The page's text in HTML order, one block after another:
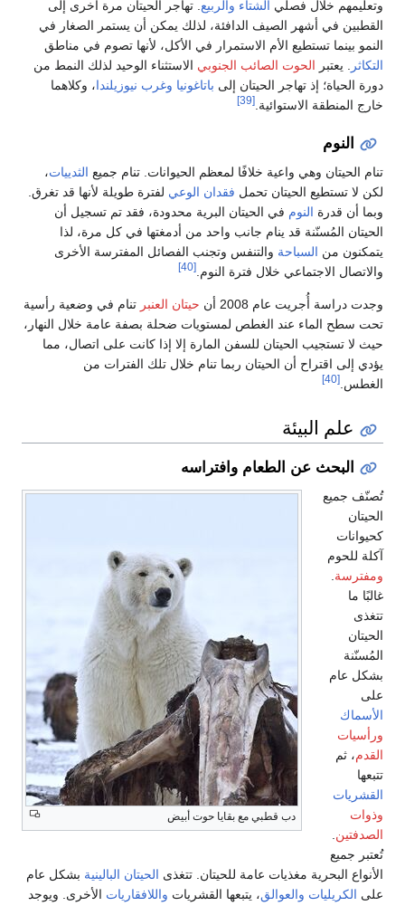
وتعليمهم خلال فصلي الشتاء والربيع . تهاجر الحيتان مرة أخرى إلى
القطبين في أشهر الصيف الدافئة، لذلك يمكن أن يستمر الصغار في
النمو بينما تستطيع الأم الاستمرار في الأكل، لأنها تصوم في مناطق
التكاثر
. يعتبر الحوت الصائب الجنوبي الاستثناء الوحيد لذلك النمط من
دورة الحياة؛ إذ تهاجر الحيتان إلى باتاغونيا وغرب نيوزيلندا، وكلاهما
خارج المنطقة الاستوائية. [39]
النوم
تنام الحيتان وهي واعية خلافًا لمعظم الحيوانات. تنام جميع الثدييات،
لكن لا تستطيع الحيتان تحمل فقدان الوعي لفترة طويلة لأنها قد تغرق.
وبما أن قدرة النوم في الحيتان البرية محدودة، فقد تم تسجيل أن
الحيتان المُسنّنة قد ينام جانب واحد من أدمغتها في كل مرة، لذا
يتمكنون من السباحة والتنفس وتجنب الفصائل المفترسة الأخرى
والاتصال الاجتماعي خلال فترة النوم. [40]
وجدت دراسة أُجريت عام 2008 أن حيتان العنبر تنام في وضعية رأسية
تحت سطح الماء عند الغطص لمستويات ضحلة بصفة عامة خلال النهار،
حيث لا تستجيب الحيتان للسفن المارة إلا إذا كانت على اتصال، مما
يؤدي إلى اقتراح أن الحيتان ربما تنام خلال تلك الفترات من
الغطس. [40]
علم البيئة
البحث عن الطعام وافتراسه
دب قطبي مع بقايا حوت أبيض
تُصنّف جميع
الحيتان
كحيوانات
آكلة للحوم
ومفترسة
غالبًا ما
تتغذى
الحيتان
المُسنّنة
بشكل عام
على
الأسماك
ورأسيات
القدم، ثم
تتبعها
القشريات
وذوات
الصدفتين
تُعتبر جميع
الأنواع البحرية مغذيات عامة للحيتان. تتغذى الحيتان البالينية بشكل عام
على الكريليات والعوالق، يتبعها القشريات واللافقاريات الأخرى. ويوجد